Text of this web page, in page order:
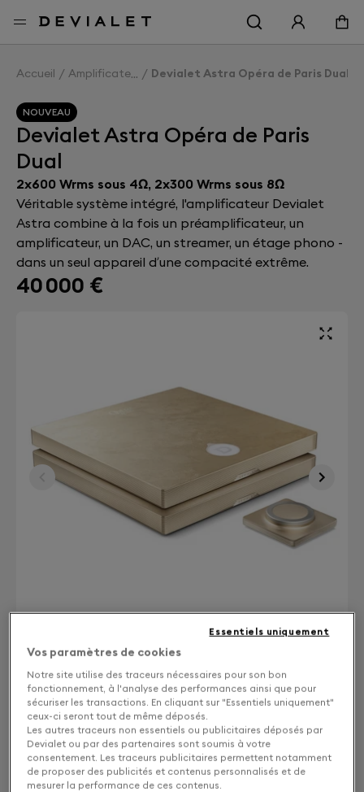
Accueil Amplificateurs Devialet Astra Opéra de Paris Dual
NOUVEAU
Devialet Astra Opéra de Paris
Dual
2x600 Wrms sous 4Ω, 2x300 Wrms sous 8Ω
Véritable système intégré, l'amplificateur Devialet
Astra combine à la fois un préamplificateur, un
amplificateur, un DAC, un streamer, un étage phono -
dans un seul appareil d’une compacité extrême.
40 000 €
Finition : Choisissez votre coloris
Gold leaf
Mono ou Dual : Choisissez votre configuration
Vos paramètres de cookies
Notre site utilise des traceurs nécessaires pour son bon
fonctionnement, à l'analyse des performances ainsi que pour
sécuriser les transactions. En cliquant sur "Essentiels uniquement"
ceux-ci seront tout de même déposés.
Les autres traceurs non essentiels ou publicitaires déposés par
Devialet ou par des partenaires sont soumis à votre
consentement. Les traceurs publicitaires permettent notamment
de proposer des publicités et contenus personnalisés et de
mesurer la performance de ces contenus.
Essentiels uniquement